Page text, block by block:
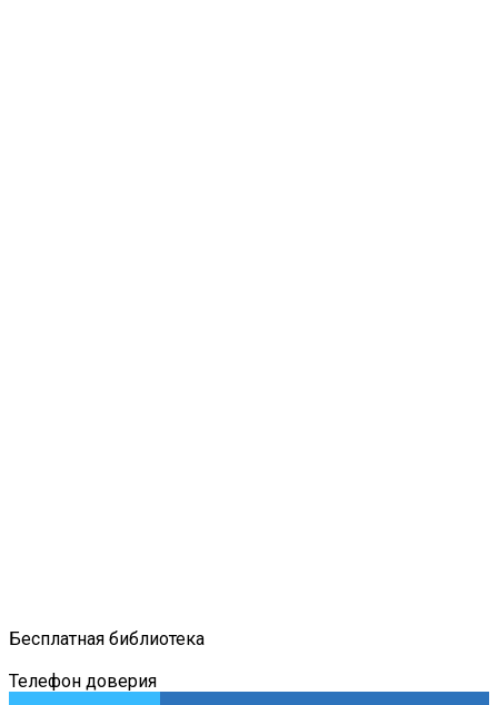
Бесплатная библиотека
Телефон доверия